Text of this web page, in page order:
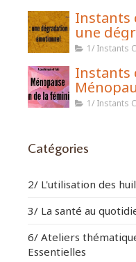
Instants
une
1/ Instants
Instants
1/ Instants
Catégories
2/ L'utilisation des
3/ La santé au
6/ Ateliers
Essentielles